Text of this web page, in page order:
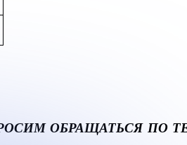
ОБРАЩАТЬСЯ ПО ТЕЛ.